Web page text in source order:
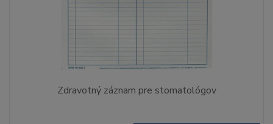
Zdravotný záznam pre stomatológov